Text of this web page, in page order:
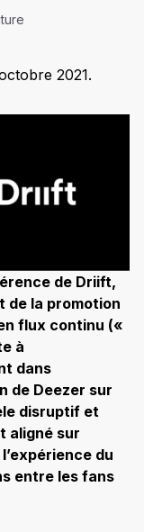
2021.
de Driift,
de la promotion
flux continu («
à
dans
de Deezer sur
disruptif et
aligné sur
du
entre les fans